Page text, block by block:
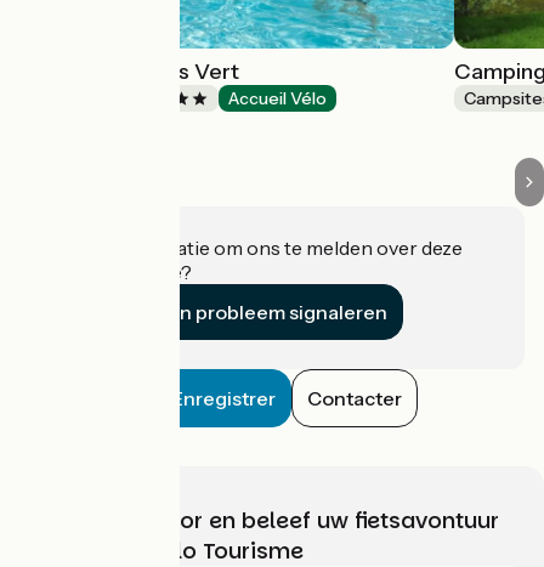
Camping Le Bois Vert
Accueil Vélo
Heeft u informatie om ons te melden over deze
accommodatie?
Een probleem signaleren
Enregistrer Contacter
Kies, bereid voor en beleef uw fietsavontuur
met France Vélo Tourisme